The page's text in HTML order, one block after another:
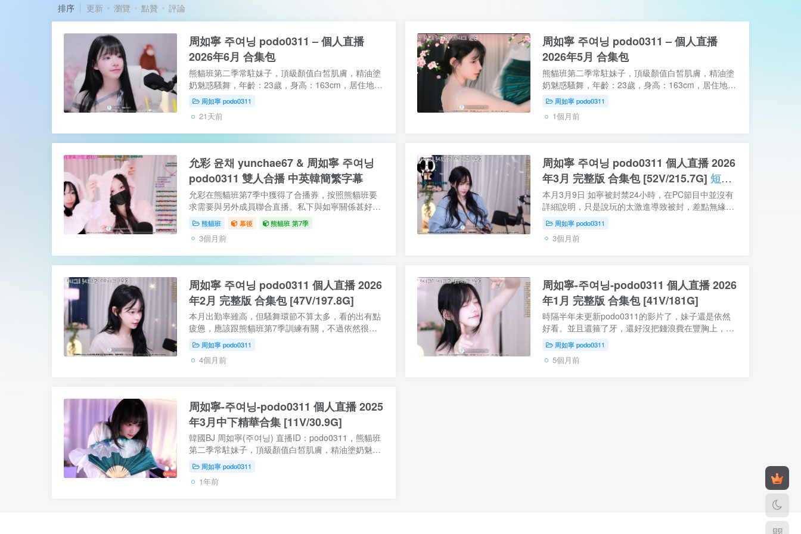
排序 更新 瀏覽 點贊 評論
周如寧 주여닝 podo0311 – 個人直播
2026年6月 合集包
熊貓班第二季常駐妹子，頂級顏值白皙肌膚，精油塗
奶魅惑騷舞，年齡：23歲，身高：163cm，居住地：
首爾，MBTI：INFP，特長：舞蹈，熊貓學院第6季第
3名，雖然加入得有點晚，但會竭盡全力在熊貓班...
周如寧 podo0311
21天前
周如寧 주여닝 podo0311 – 個人直播
2026年5月 合集包
熊貓班第二季常駐妹子，頂級顏值白皙肌膚，精油塗
奶魅惑騷舞，年齡：23歲，身高：163cm，居住地：
首爾，MBTI：INFP，特長：舞蹈，熊貓學院第6季第
3名，雖然加入得有點晚，但會竭盡全力在熊貓班...
周如寧 podo0311
1個月前
允彩 윤채 yunchae67 & 周如寧 주여닝
podo0311 雙人合播 中英韓簡繁字幕
允彩在熊貓班第7季中獲得了合播券，按照熊貓班要
求需要與另外成員聯合直播。私下與如寧關係甚好，
於是二人約好了時間在4月5日開啟了雙人合播，雖然
沒有智仁的合播玩得那麼放蕩花哨，但這場直播...
熊貓班 幕後 熊貓班 第7季
3個月前
周如寧 주여닝 podo0311 個人直播 2026
年3月 完整版 合集包 [52V/215.7G] 短暫
封號
本月3月9日 如寧被封禁24小時，在PC節目中並沒有
詳細說明，只是說玩的太激進導致被封，差點無緣第
二天團播，好在晚上10點解封，繼續參加PC節目，
被MC好一頓教育。雖然沒有詳細說明原因，從影
片...
周如寧 podo0311
3個月前
周如寧 주여닝 podo0311 個人直播 2026
年2月 完整版 合集包 [47V/197.8G]
本月出勤率雖高，但騷舞環節不算太多，看的出有點
疲憊，應該跟熊貓班第7季訓練有關，不過依然很
美。又發現熊貓班一個人性化特點，不會要求主播整
胸，發揮主播自身優勢，所以妹子保留到現在的原...
周如寧 podo0311
4個月前
周如寧-주여닝-podo0311 個人直播 2026
年1月 完整版 合集包 [41V/181G]
時隔半年未更新podo0311的影片了，妹子還是依然
好看。並且還箍了牙，還好沒把錢浪費在豐胸上，
podo0311的原生奶並不小，還是自然的好看！ 【資
源型別】：自錄影片【是否有碼】：無碼 無水印
無...
周如寧 podo0311
5個月前
周如寧-주여닝-podo0311 個人直播 2025
年3月中下精華合集 [11V/30.9G]
韓國BJ 周如寧(주여닝) 直播ID：podo0311，熊貓班
第二季常駐妹子，頂級顏值白皙肌膚，精油塗奶魅惑
騷舞，年齡：23歲，身高：163cm，居住地：首爾，
MBTI：INFP，特長：舞蹈，熊貓學院第6季第3名...
周如寧 podo0311
1年前